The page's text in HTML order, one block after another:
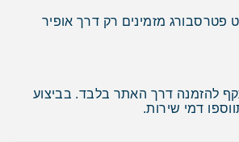
פטרסבורג מזמינים רק דרך אופיר
להזמנה דרך האתר בלבד. בביצוע
דמי שירות.